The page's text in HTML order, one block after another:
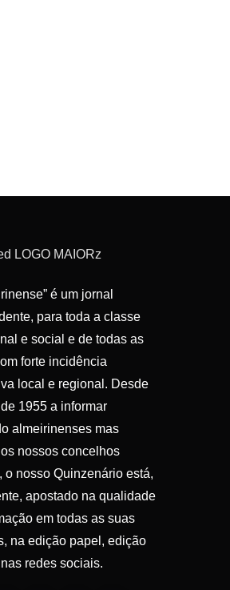
é um jornal
para toda a classe
e social e de todas as
forte incidência
local e regional. Desde
1955 a informar
almeirinenses mas
nossos concelhos
o nosso Quinzenário está,
apostado na qualidade
em todas as suas
na edição papel, edição
redes sociais.